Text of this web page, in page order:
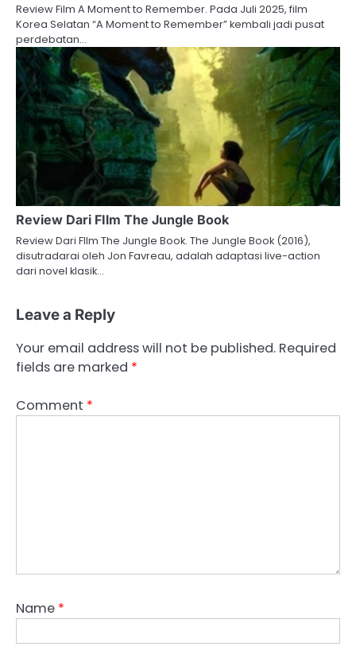
Review Film A Moment to Remember. Pada Juli 2025, film
Korea Selatan “A Moment to Remember” kembali jadi pusat
perdebatan…
Review Dari FIlm The Jungle Book
Review Dari FIlm The Jungle Book. The Jungle Book (2016),
disutradarai oleh Jon Favreau, adalah adaptasi live-action
dari novel klasik…
Leave a Reply
Your email address will not be published. Required
fields are marked *
Comment *
Name *